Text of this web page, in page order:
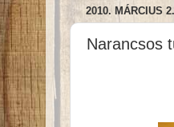
2010. MÁRCIUS
Narancsos